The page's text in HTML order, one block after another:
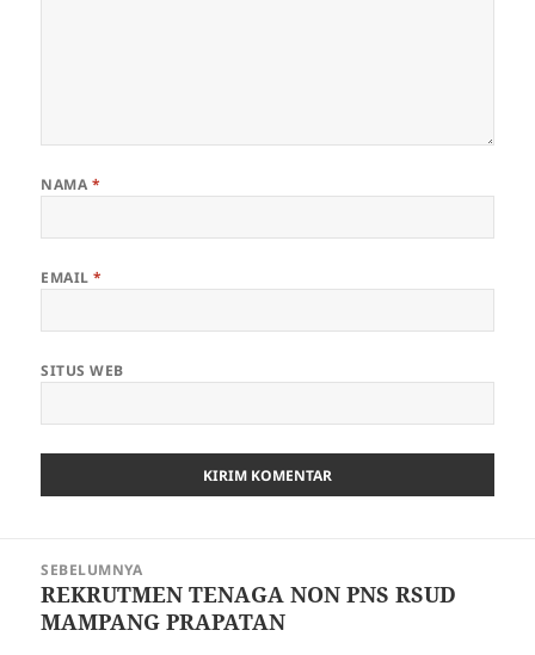
NAMA *
EMAIL*
SITUS WEB
SEBELUMNYA
Pos
sebelumnya:
REKRUTMEN TENAGA NON PNS RSUD
MAMPANG PRAPATAN